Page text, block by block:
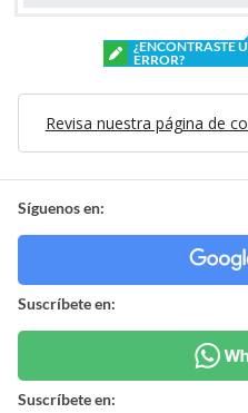
¿ENCONTRASTE
ERROR?
Revisa nuestra página de
Síguenos en:
Suscríbete en:
Suscríbete en: